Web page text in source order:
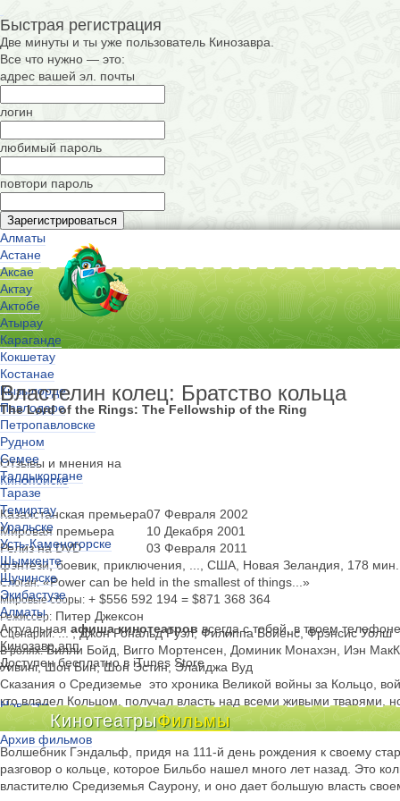
Быстрая регистрация
Две минуты и ты уже пользователь Кинозавра.
Все что нужно — это:
адрес вашей эл. почты
логин
любимый пароль
повтори пароль
Алматы
Астане
Аксае
Актау
Актобе
Атырау
Караганде
Кокшетау
Костанае
Кызылорде
Павлодаре
Петропавловске
Рудном
Семее
Талдыкоргане
Таразе
Темиртау
Уральске
Усть-Каменогорске
Шымкенте
Щучинске
Экибастузе
Алматы
Актуальная афиша кинотеатров всегда с тобой, в твоем телефоне
Кинозавр.апп
Доступен бесплатно в iTunes Store
КинотеатрыФильмы
Новости
Киноклубы
Архив фильмов
Властелин колец: Братство кольца
The Lord of the Rings: The Fellowship of the Ring
Отзывы и мнения на
Кинопоиске
Казахстанская премьера07 Февраля 2002
Мировая премьера
10 Декабря 2001
Релиз на DVD
03 Февраля 2011
фэнтези, боевик, приключения, ..., США, Новая Зеландия, 178 мин.
Слоган:«Power can be held in the smallest of things...»
Мировые сборы: + $556 592 194 = $871 368 364
Режиссер: Питер Джексон
Сценарий:... , Джон Рональд Руэл, Филиппа Бойенс, Фрэнсис Уолш
В ролях:Билли Бойд, Вигго Мортенсен, Доминик Монахэн, Иэн
Уивинг, Шон Бин, Шон Эстин, Элайджа Вуд
Сказания о Средиземье  это хроника Великой войны за Кольцо,
кто владел Кольцом, получал власть над всеми живыми тварями,
где живут хоббиты.
Волшебник Гэндальф, придя на 111-й день рождения к своему
разговор о кольце, которое Бильбо нашел много лет назад. Это
властителю Средиземья Саурону, и оно дает большую власть